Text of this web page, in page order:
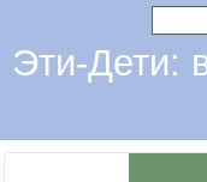
Эти-Дети: